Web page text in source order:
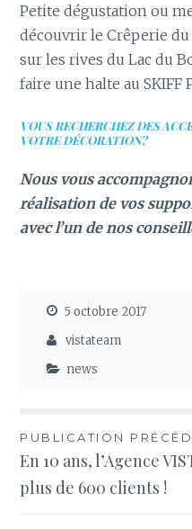
Petite dégustation ou
découvrir le Crêperie
sur les rives du Lac du
faire une halte au SKIFF
VOUS RECHERCHEZ DES
VOTRE DÉCORATION?
Nous vous
réalisation de vos
avec l’un de nos
5 octobre 2017
vistateam
news
Navigation
de
l’article
PUBLICATION
En 10 ans, l’Agence
plus de 600 clients !